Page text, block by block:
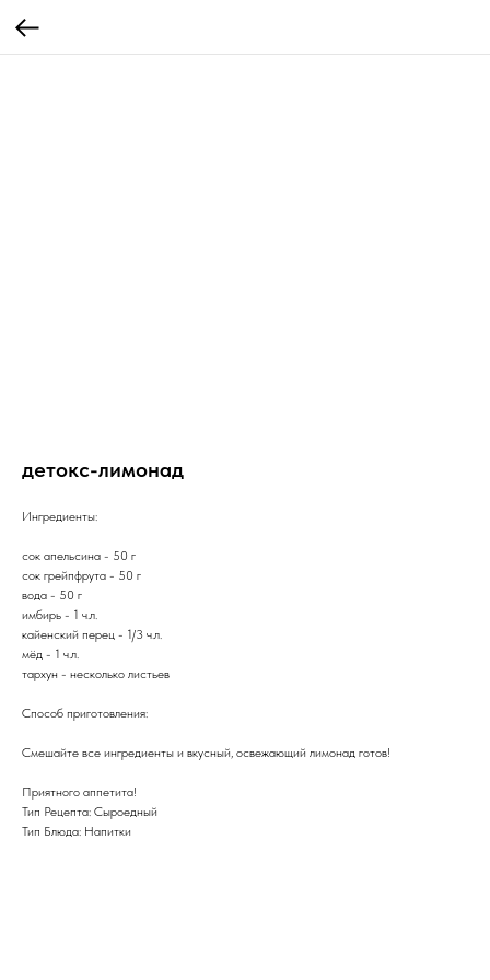
детокс-лимонад
Ингредиенты:
сок апельсина - 50 г
сок грейпфрута - 50 г
вода - 50 г
имбирь - 1 ч.л.
кайенский перец - 1/3 ч.л.
мёд - 1 ч.л.
тархун - несколько листьев
Способ приготовления:
Смешайте все ингредиенты и вкусный, освежающий лимонад готов!
Приятного аппетита!
Тип Рецепта: Сыроедный
Тип Блюда: Напитки